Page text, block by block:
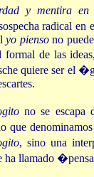
y mentira en
radical
yo piensono puede
formal de las
quiere ser el
no se escapa
que
, sino una
ha llamado